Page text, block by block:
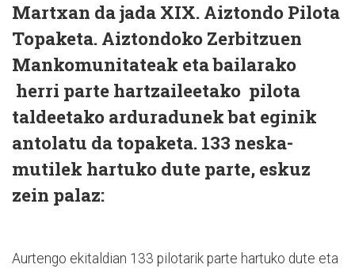
Martxan da jada XIX. Aiztondo Pilota
Topaketa. Aiztondoko Zerbitzuen
Mankomunitateak eta bailarako
herri parte hartzaileetako pilota
taldeetako arduradunek bat eginik
antolatu da topaketa. 133 neska-
mutilek hartuko dute parte, eskuz
zein palaz:
Aurtengo ekitaldian 133 pilotarik parte hartuko dute eta